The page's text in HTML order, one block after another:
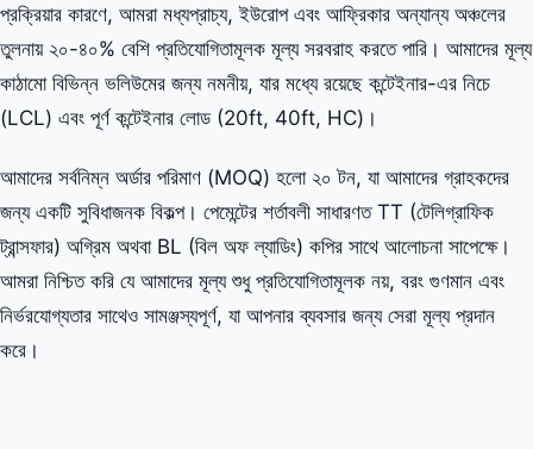
প্রক্রিয়ার কারণে, আমরা মধ্যপ্রাচ্য, ইউরোপ এবং আফ্রিকার অন্যান্য অঞ্চলের
তুলনায় ২০-৪০% বেশি প্রতিযোগিতামূলক মূল্য সরবরাহ করতে পারি। আমাদের মূল্য
কাঠামো বিভিন্ন ভলিউমের জন্য নমনীয়, যার মধ্যে রয়েছে কন্টেইনার-এর নিচে
(LCL) এবং পূর্ণ কন্টেইনার লোড (20ft, 40ft, HC)।
আমাদের সর্বনিম্ন অর্ডার পরিমাণ (MOQ) হলো ২০ টন, যা আমাদের গ্রাহকদের
জন্য একটি সুবিধাজনক বিকল্প। পেমেন্টের শর্তাবলী সাধারণত TT (টেলিগ্রাফিক
ট্রান্সফার) অগ্রিম অথবা BL (বিল অফ ল্যাডিং) কপির সাথে আলোচনা সাপেক্ষে।
আমরা নিশ্চিত করি যে আমাদের মূল্য শুধু প্রতিযোগিতামূলক নয়, বরং গুণমান এবং
নির্ভরযোগ্যতার সাথেও সামঞ্জস্যপূর্ণ, যা আপনার ব্যবসার জন্য সেরা মূল্য প্রদান
করে।